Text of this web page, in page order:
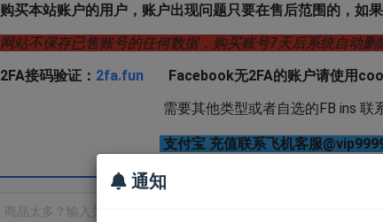
购买本站账户的用户，账户出现问题只要在售后范围的，如
网站不保存已售账号的任何数据，购买账号7天后系统自动
2FA接码验证： 2fa.funFacebook无2FA的账户请使用
需要其他类型或者自选的FB ins 联系客服
支付宝 充值联系飞机客服
通知